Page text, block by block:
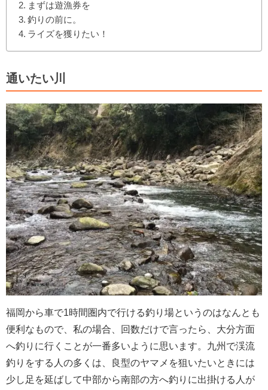
まずは遊漁券を
釣りの前に。
ライズを獲りたい！
通いたい川
福岡から車で1時間圏内で行ける釣り場というのはなんとも
便利なもので、私の場合、回数だけで言ったら、大分方面
へ釣りに行くことが一番多いように思います。九州で渓流
釣りをする人の多くは、良型のヤマメを狙いたいときには
少し足を延ばして中部から南部の方へ釣りに出掛ける人が